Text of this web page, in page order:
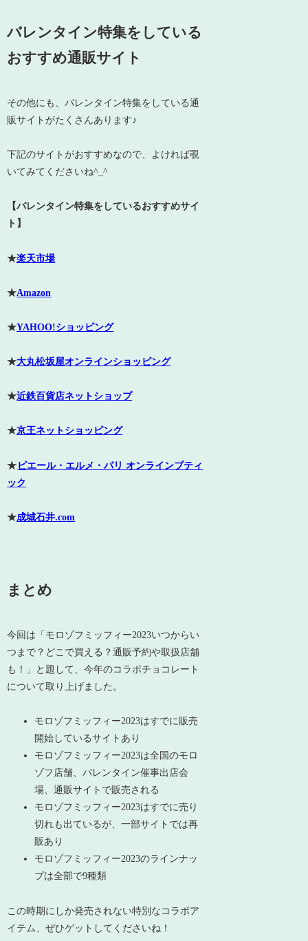
バレンタイン特集をしている
おすすめ通販サイト
その他にも、バレンタイン特集をしている通
販サイトがたくさんあります♪
下記のサイトがおすすめなので、よければ覗
いてみてくださいね^_^
【バレンタイン特集をしているおすすめサイ
ト】
★楽天市場
★Amazon
★YAHOO!ショッピング
★大丸松坂屋オンラインショッピング
★近鉄百貨店ネットショップ
★京王ネットショッピング
★ ピエール・エルメ・パリ オンラインブティ
ック
★成城石井.com
まとめ
今回は「モロゾフミッフィー2023いつからい
つまで？どこで買える？通販予約や取扱店舗
も！」と題して、今年のコラボチョコレート
について取り上げました。
モロゾフミッフィー2023はすでに販売
開始しているサイトあり
モロゾフミッフィー2023は全国のモロ
ゾフ店舗、バレンタイン催事出店会
場、通販サイトで販売される
モロゾフミッフィー2023はすでに売り
切れも出ているが、一部サイトでは再
販あり
モロゾフミッフィー2023のラインナッ
プは全部で9種類
この時期にしか発売されない特別なコラボア
イテム、ぜひゲットしてくださいね！